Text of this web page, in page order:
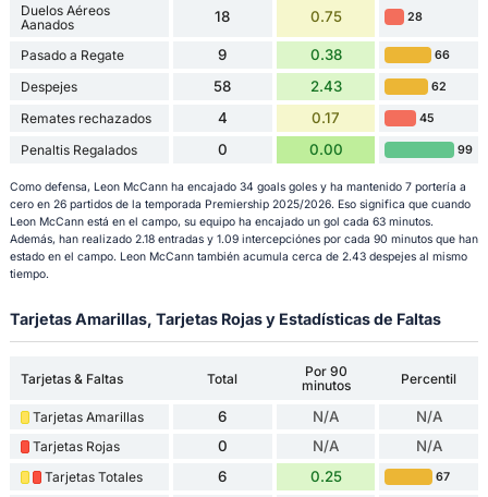
Duelos Aéreos
Aanados
18 0.75 28
Pasado a Regate 9 0.38 66
Despejes 58 2.43 62
Remates rechazados 4 0.17 45
Penaltis Regalados 0 0.00 99
Como defensa, Leon McCann ha encajado 34 goals goles y ha mantenido 7 portería a
cero en 26 partidos de la temporada Premiership 2025/2026. Eso significa que cuando
Leon McCann está en el campo, su equipo ha encajado un gol cada 63 minutos.
Además, han realizado 2.18 entradas y 1.09 intercepciónes por cada 90 minutos que han
estado en el campo. Leon McCann también acumula cerca de 2.43 despejes al mismo
tiempo.
Tarjetas Amarillas, Tarjetas Rojas y Estadísticas de Faltas
Tarjetas & Faltas Total
Por 90
minutos
Percentil
Tarjetas Amarillas 6 N/A N/A
Tarjetas Rojas 0 N/A N/A
Tarjetas Totales 6 0.25 67